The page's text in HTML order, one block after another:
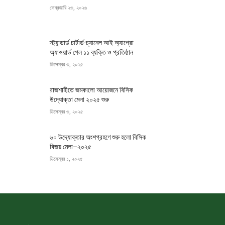
ফেব্রুয়ারি ২৩, ২০২৬
স্ট্যান্ডার্ড চার্টার্ড-চ্যানেল আই অ্যাগ্রো
অ্যাওয়ার্ড পেল ১১ ব্যক্তি ও প্রতিষ্ঠান
ডিসেম্বর ৩, ২০২৫
রাজশাহীতে জমকালো আয়োজনে বিসিক
উদ্যোক্তা মেলা ২০২৫ শুরু
ডিসেম্বর ৩, ২০২৫
৬০ উদ্যোক্তার অংশগ্রহণে শুরু হলো বিসিক
বিজয় মেলা–২০২৫
ডিসেম্বর ১, ২০২৫